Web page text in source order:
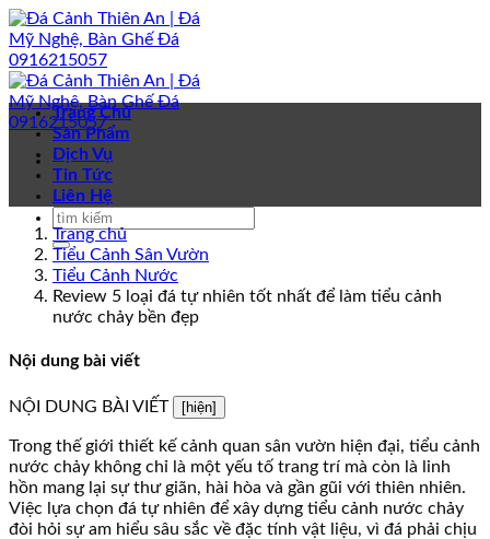
Bỏ
qua
nội
dung
Trang Chủ
Sản Phẩm
Dịch Vụ
Tin Tức
Liên Hệ
Trang chủ
Tiểu Cảnh Sân Vườn
Tiểu Cảnh Nước
Review 5 loại đá tự nhiên tốt nhất để làm tiểu cảnh
nước chảy bền đẹp
Nội dung bài viết
NỘI DUNG BÀI VIẾT [hiện]
Trong thế giới thiết kế cảnh quan sân vườn hiện đại, tiểu cảnh
nước chảy không chỉ là một yếu tố trang trí mà còn là linh
hồn mang lại sự thư giãn, hài hòa và gần gũi với thiên nhiên.
Việc lựa chọn đá tự nhiên để xây dựng tiểu cảnh nước chảy
đòi hỏi sự am hiểu sâu sắc về đặc tính vật liệu, vì đá phải chịu